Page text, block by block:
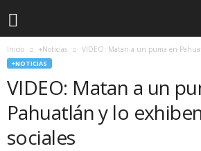
Inicio +Noticias VIDEO: Matan a un puma en
+NOTICIAS
VIDEO: Matan a un
Pahuatlán y lo
sociales